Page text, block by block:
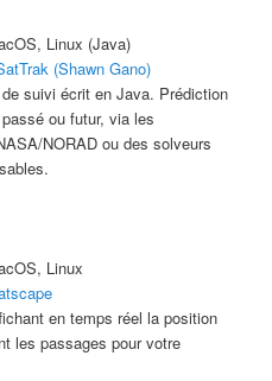
Linux (Java)
(Shawn Gano)
suivi écrit en Java. Prédiction
ou futur, via les
NORAD ou des solveurs
Linux
en temps réel la position
les passages pour votre